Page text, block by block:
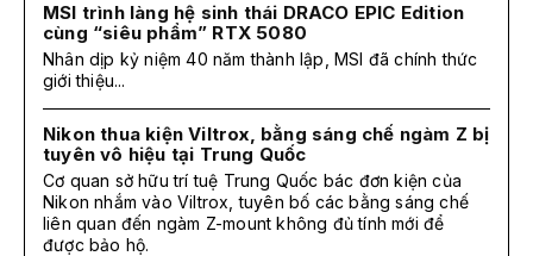
MSI trình làng hệ sinh thái DRACO EPIC Edition
cùng “siêu phẩm” RTX 5080
Nhân dịp kỷ niệm 40 năm thành lập, MSI đã chính thức
giới thiệu...
Nikon thua kiện Viltrox, bằng sáng chế ngàm Z bị
tuyên vô hiệu tại Trung Quốc
Cơ quan sở hữu trí tuệ Trung Quốc bác đơn kiện của
Nikon nhắm vào Viltrox, tuyên bố các bằng sáng chế
liên quan đến ngàm Z-mount không đủ tính mới để
được bảo hộ.